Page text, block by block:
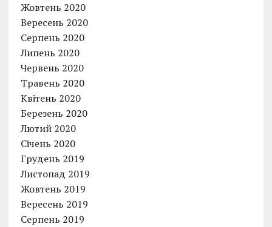
Жовтень 2020
Вересень 2020
Серпень 2020
Липень 2020
Червень 2020
Травень 2020
Квітень 2020
Березень 2020
Лютий 2020
Січень 2020
Грудень 2019
Листопад 2019
Жовтень 2019
Вересень 2019
Серпень 2019